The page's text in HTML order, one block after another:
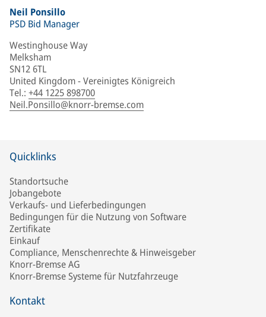
Neil Ponsillo
PSD Bid Manager
Westinghouse Way
Melksham
SN12 6TL
United Kingdom - Vereinigtes Königreich
Tel.: +44 1225 898700
Neil.Ponsillo@knorr-bremse.com
Quicklinks
Standortsuche
Jobangebote
Verkaufs- und Lieferbedingungen
Bedingungen für die Nutzung von Software
Zertifikate
Einkauf
Compliance, Menschenrechte & Hinweisgeber
Knorr-Bremse AG
Knorr-Bremse Systeme für Nutzfahrzeuge
Kontakt